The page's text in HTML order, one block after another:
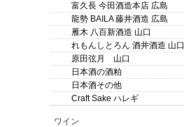
富久長 今田酒造本店 広島
龍勢 BAILA 藤井酒造 広島
雁木 八百新酒造 山口
れもんしとろん 酒井酒造 山口
原田弦月 山口
日本酒の酒粕
日本酒その他
Craft Sake ハレギ
ワイン